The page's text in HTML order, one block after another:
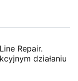
Repair.
działaniu